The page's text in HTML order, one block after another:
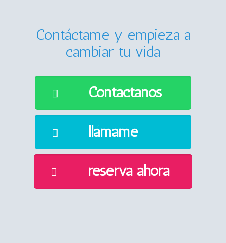
Contáctame y empieza a
cambiar tu vida
Contáctanos
llámame
reserva ahora